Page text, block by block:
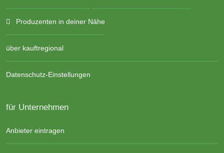
Produzenten in deiner Nähe
über kauftregional
Datenschutz-Einstellungen
für Unternehmen
Anbieter eintragen